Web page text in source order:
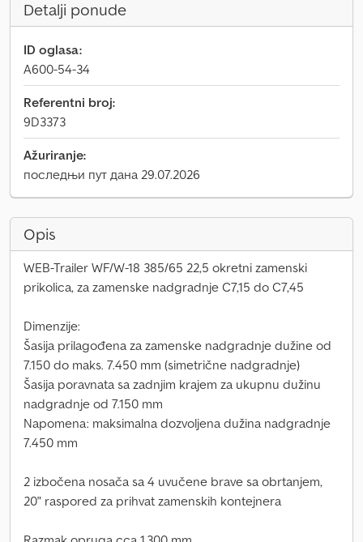
Detalji ponude
ID oglasa:
A600-54-34
Referentni broj:
9D3373
Ažuriranje:
последњи пут дана 29.07.2026
Opis
WEB-Trailer WF/W-18 385/65 22,5 okretni zamenski
prikolica, za zamenske nadgradnje C7,15 do C7,45
Dimenzije:
Šasija prilagođena za zamenske nadgradnje dužine od
7.150 do maks. 7.450 mm (simetrične nadgradnje)
Šasija poravnata sa zadnjim krajem za ukupnu dužinu
nadgradnje od 7.150 mm
Napomena: maksimalna dozvoljena dužina nadgradnje
7.450 mm
2 izbočena nosača sa 4 uvučene brave sa obrtanjem,
20" raspored za prihvat zamenskih kontejnera